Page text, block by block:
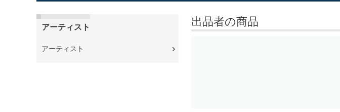
アーティスト
アーティスト
出品者の商品